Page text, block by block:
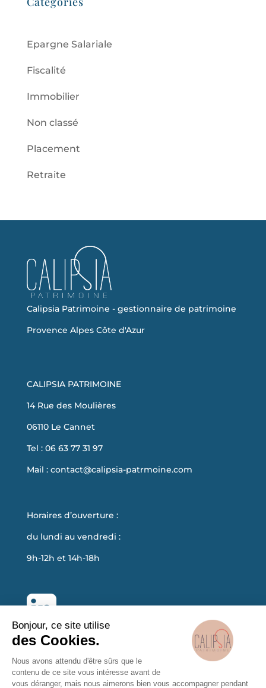
Epargne Salariale
Fiscalité
Immobilier
Non classé
Placement
Retraite
Calipsia Patrimoine - gestionnaire de patrimoine
Provence Alpes Côte d'Azur
CALIPSIA PATRIMOINE
14 Rue des Moulières
06110 Le Cannet
Tel : 06 63 77 31 97
Mail : contact@calipsia-patrmoine.com
Horaires d’ouverture :
du lundi au vendredi :
9h-12h et 14h-18h
Bonjour, ce site utilise
des Cookies.
Nous avons attendu d'être sûrs que le
contenu de ce site vous intéresse avant de
vous déranger, mais nous aimerons bien vous accompagner pendant